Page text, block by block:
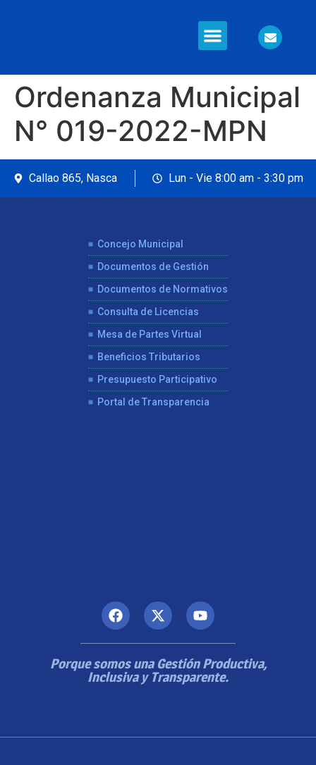
Ordenanza Municipal
N° 019-2022-MPN
Callao 865, Nasca Lun - Vie 8:00 am - 3:30 pm
Concejo Municipal
Documentos de Gestión
Documentos de Normativos
Consulta de Licencias
Mesa de Partes Virtual
Beneficios Tributarios
Presupuesto Participativo
Portal de Transparencia
Porque somos una Gestión Productiva,
Inclusiva y Transparente.